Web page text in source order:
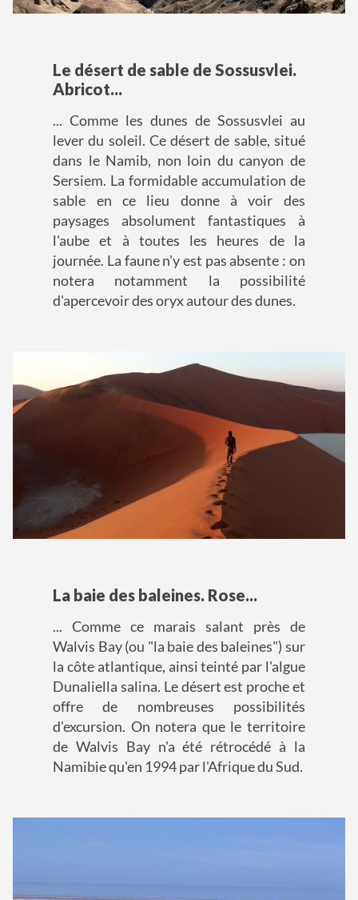
Le désert de sable de Sossusvlei.
Abricot...
... Comme les dunes de Sossusvlei au
lever du soleil. Ce désert de sable, situé
dans le Namib, non loin du canyon de
Sersiem. La formidable accumulation de
sable en ce lieu donne à voir des
paysages absolument fantastiques à
l'aube et à toutes les heures de la
journée. La faune n'y est pas absente : on
notera notamment la possibilité
d'apercevoir des oryx autour des dunes.
La baie des baleines. Rose...
... Comme ce marais salant près de
Walvis Bay (ou "la baie des baleines") sur
la côte atlantique, ainsi teinté par l'algue
Dunaliella salina. Le désert est proche et
offre de nombreuses possibilités
d'excursion. On notera que le territoire
de Walvis Bay n'a été rétrocédé à la
Namibie qu'en 1994 par l'Afrique du Sud.